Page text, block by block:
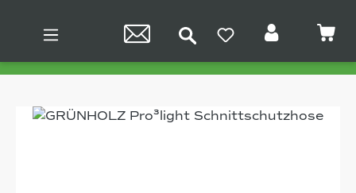
Bildergalerie überspringen